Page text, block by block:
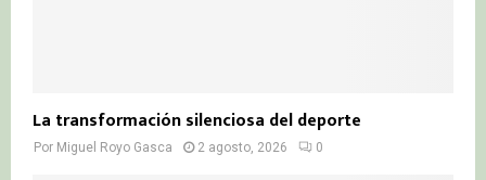
La transformación silenciosa del deporte
Por Miguel Royo Gasca 2 agosto, 2026 0